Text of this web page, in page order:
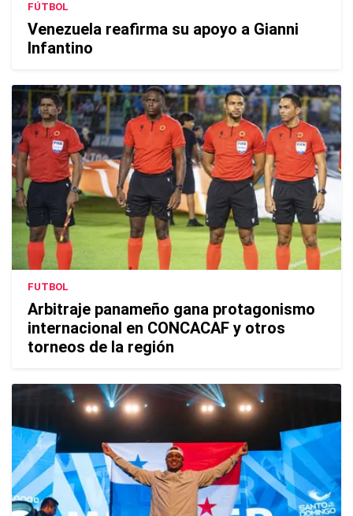
FÚTBOL
Venezuela reafirma su apoyo a Gianni
Infantino
FUTBOL
Arbitraje panameño gana protagonismo
internacional en CONCACAF y otros
torneos de la región